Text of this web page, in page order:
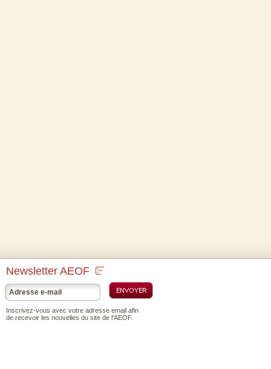
Newsletter AEOF
Inscrivez-vous avec votre adresse email afin
de recevoir les nouvelles du site de l'AEOF.